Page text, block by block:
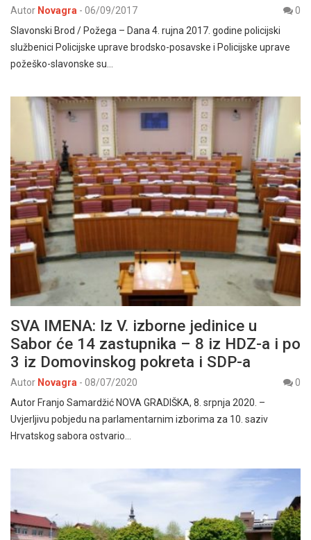
Autor Novagra - 06/09/2017
0
Slavonski Brod / Požega – Dana 4. rujna 2017. godine policijski
službenici Policijske uprave brodsko-posavske i Policijske uprave
požeško-slavonske su…
SVA IMENA: Iz V. izborne jedinice u
Sabor će 14 zastupnika – 8 iz HDZ-a i po
3 iz Domovinskog pokreta i SDP-a
Autor Novagra - 08/07/2020
0
Autor Franjo Samardžić NOVA GRADIŠKA, 8. srpnja 2020. –
Uvjerljivu pobjedu na parlamentarnim izborima za 10. saziv
Hrvatskog sabora ostvario…